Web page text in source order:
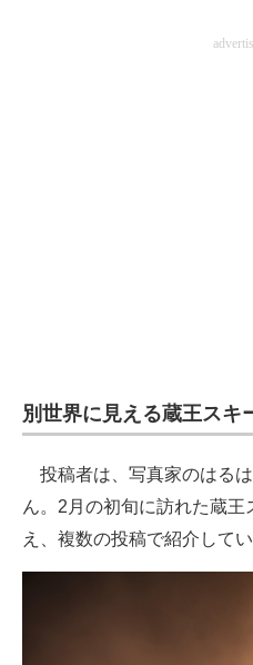
企業向けIT製品の総合サイト
製造業のIT導入・活用を支援
モノづくり技術者専門サイト
別世界に見える蔵王スキ
投稿者は、写真家のはる
ん。2月の初旬に訪れた蔵
え、複数の投稿で紹介してい